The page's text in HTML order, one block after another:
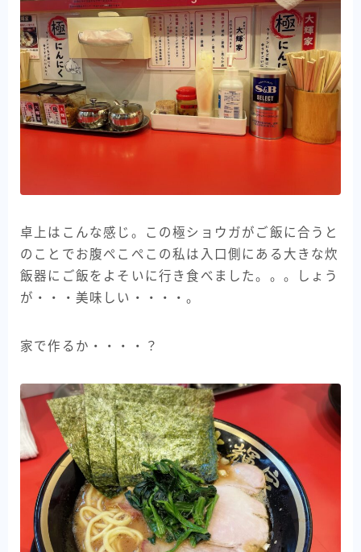
卓上はこんな感じ。この極ショウガがご飯に合うと
のことでお腹ぺこぺこの私は入口側にある大きな炊
飯器にご飯をよそいに行き食べました。。。しょう
が・・・美味しい・・・・。
家で作るか・・・・？